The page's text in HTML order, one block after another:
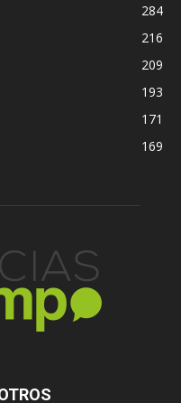
284
216
209
193
171
169